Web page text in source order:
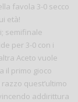
favola 3-0 secco
età!
semifinale
per 3-0 con i
Aceto vuole
il primo gioco
quest’ultimo
addirittura